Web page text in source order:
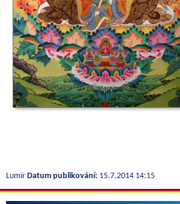
Lumír Datum publikování: 15.7.2014 14:15